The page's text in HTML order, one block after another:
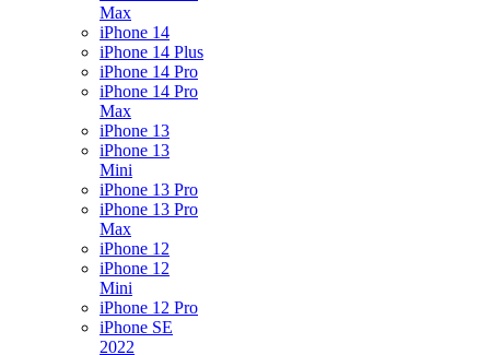
Max
iPhone 14
iPhone 14 Plus
iPhone 14 Pro
iPhone 14 Pro
Max
iPhone 13
iPhone 13
Mini
iPhone 13 Pro
iPhone 13 Pro
Max
iPhone 12
iPhone 12
Mini
iPhone 12 Pro
iPhone SE
2022